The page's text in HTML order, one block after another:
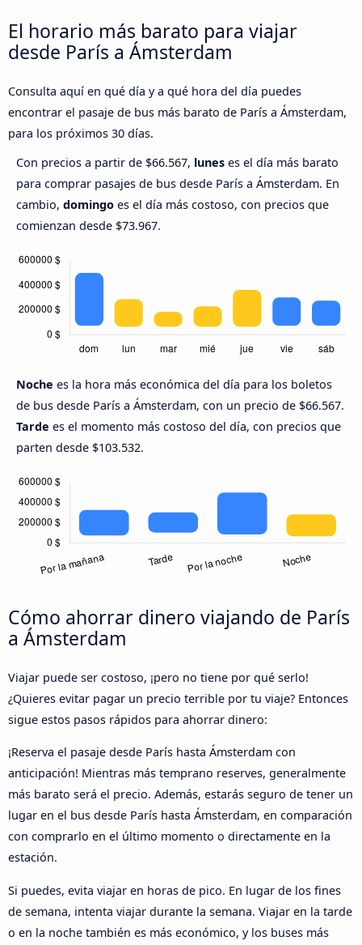
El horario más barato para viajar
desde París a Ámsterdam
Consulta aquí en qué día y a qué hora del día puedes
encontrar el pasaje de bus más barato de París a Ámsterdam,
para los próximos 30 días.
Con precios a partir de $66.567, lunes es el día más barato
para comprar pasajes de bus desde París a Ámsterdam. En
cambio, domingo es el día más costoso, con precios que
comienzan desde $73.967.
Noche es la hora más económica del día para los boletos
de bus desde París a Ámsterdam, con un precio de $66.567.
Tarde es el momento más costoso del día, con precios que
parten desde $103.532.
Cómo ahorrar dinero viajando de París
a Ámsterdam
Viajar puede ser costoso, ¡pero no tiene por qué serlo!
¿Quieres evitar pagar un precio terrible por tu viaje? Entonces
sigue estos pasos rápidos para ahorrar dinero:
¡Reserva el pasaje desde París hasta Ámsterdam con
anticipación! Mientras más temprano reserves, generalmente
más barato será el precio. Además, estarás seguro de tener un
lugar en el bus desde París hasta Ámsterdam, en comparación
con comprarlo en el último momento o directamente en la
estación.
Si puedes, evita viajar en horas de pico. En lugar de los fines
de semana, intenta viajar durante la semana. Viajar en la tarde
o en la noche también es más económico, y los buses más